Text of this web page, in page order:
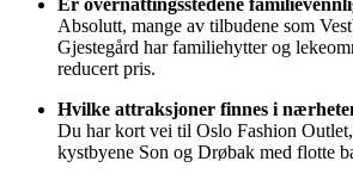
Absolutt, mange av tilbudene som
Gjestegård har familiehytter og
reducert pris.
Hvilke attraksjoner finnes i
Du har kort vei til Oslo Fashion
kystbyene Son og Drøbak med flotte